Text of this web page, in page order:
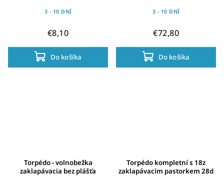
3 - 10 DNÍ
€8,10
Do košíka
3 - 10 DNÍ
€72,80
Do košíka
Torpédo - volnobežka
zaklapávacia bez plášťa
Torpédo kompletní s 18z
zaklapávacím pastorkem 28d